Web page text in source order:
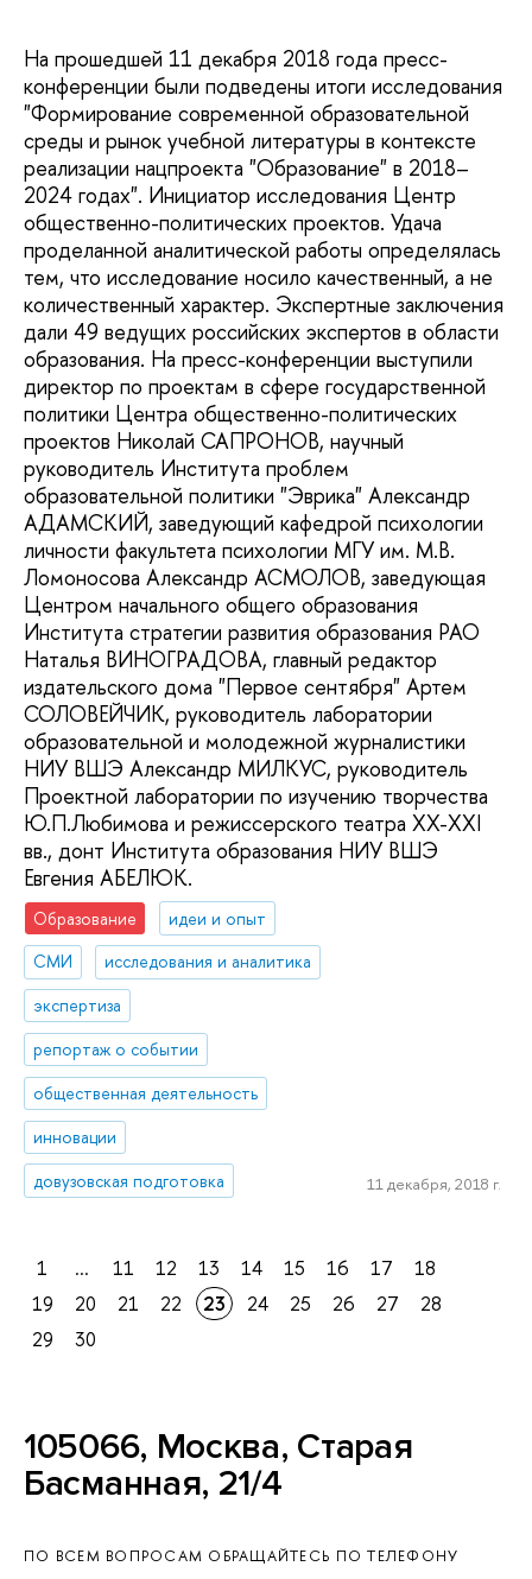
На прошедшей 11 декабря 2018 года пресс-
конференции были подведены итоги исследования
"Формирование современной образовательной
среды и рынок учебной литературы в контексте
реализации нацпроекта "Образование" в 2018–
2024 годах". Инициатор исследования Центр
общественно-политических проектов. Удача
проделанной аналитической работы определялась
тем, что исследование носило качественный, а не
количественный характер. Экспертные заключения
дали 49 ведущих российских экспертов в области
образования. На пресс-конференции выступили
директор по проектам в сфере государственной
политики Центра общественно-политических
проектов Николай САПРОНОВ, научный
руководитель Института проблем
образовательной политики "Эврика" Александр
АДАМСКИЙ, заведующий кафедрой психологии
личности факультета психологии МГУ им. М.В.
Ломоносова Александр АСМОЛОВ, заведующая
Центром начального общего образования
Института стратегии развития образования РАО
Наталья ВИНОГРАДОВА, главный редактор
издательского дома "Первое сентября" Артем
СОЛОВЕЙЧИК, руководитель лаборатории
образовательной и молодежной журналистики
НИУ ВШЭ Александр МИЛКУС, руководитель
Проектной лаборатории по изучению творчества
Ю.П.Любимова и режиссерского театра XX-XXI
вв., донт Института образования НИУ ВШЭ
Евгения АБЕЛЮК.
Образование
идеи и опыт
СМИ
исследования и аналитика
экспертиза
репортаж о событии
общественная деятельность
инновации
довузовская подготовка
11 декабря, 2018 г.
1 ... 11 12 13 14 15 16 17
18
19
20 21 22 23 24 25 26 27
28
29
30
105066, Москва, Старая
Басманная, 21/4
ПО ВСЕМ ВОПРОСАМ ОБРАЩАЙТЕСЬ ПО ТЕЛЕФОНУ